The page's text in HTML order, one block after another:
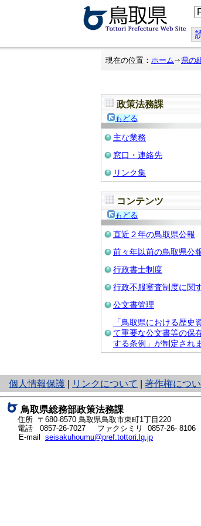
こ
の
ジ
を
翻
現在の位置： ホーム 県の
政策法務課
もどる
主な業務
窓口・連絡先
リンク集
コンテンツ
もどる
直近２年の鳥取県公報
前々年以前の鳥取県公
行政書士制度
行政不服審査制度に関
公文書管理
「鳥取県における歴史
て重要な公文書等の保
する条例」が制定され
個人情報保護
と
り
ネ
ッ
ト
へ
リンクについて 著作権につ
鳥取県総務部政策法務課
住所 〒680-8570 鳥取県鳥取市東町1丁目220
電話 0857-26-7027
ファクシミリ 0857-26- 8106
E-mail seisakuhoumu@pref.tottori.lg.jp